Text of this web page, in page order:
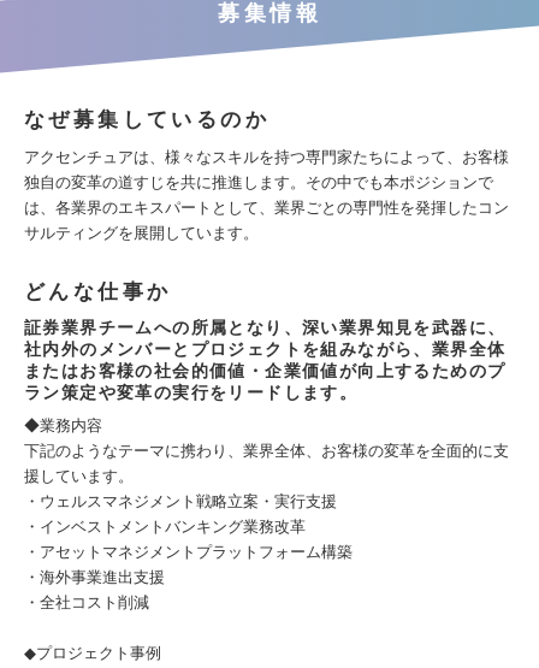
募集情報
なぜ募集しているのか
アクセンチュアは、様々なスキルを持つ専門家たちによって、お客様
独自の変革の道すじを共に推進します。その中でも本ポジションで
は、各業界のエキスパートとして、業界ごとの専門性を発揮したコン
サルティングを展開しています。
どんな仕事か
証券業界チームへの所属となり、深い業界知見を武器に、
社内外のメンバーとプロジェクトを組みながら、業界全体
またはお客様の社会的価値・企業価値が向上するためのプ
ラン策定や変革の実行をリードします。
◆業務内容
下記のようなテーマに携わり、業界全体、お客様の変革を全面的に支
援しています。
・ウェルスマネジメント戦略立案・実行支援
・インベストメントバンキング業務改革
・アセットマネジメントプラットフォーム構築
・海外事業進出支援
・全社コスト削減
◆プロジェクト事例